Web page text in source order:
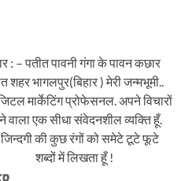
: – पतीत पावनी गंगा के पावन कछार
शहर भागलपुर(बिहार ) मेरी जन्मभूमी..
मार्केटिंग प्रोफेसनल. अपने विचारों
वाला एक सीधा संवेदनशील व्यक्ति हूँ.
की कुछ रंगों को समेटे टूटे फूटे
शब्दों में लिखता हूँ !